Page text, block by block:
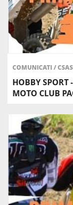
COMUNICATI/CSAS
HOBBY SPORT
MOTO CLUB